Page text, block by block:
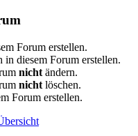
Forum erstellen.
diesem Forum erstellen.
nicht ändern.
nicht löschen.
Forum erstellen.